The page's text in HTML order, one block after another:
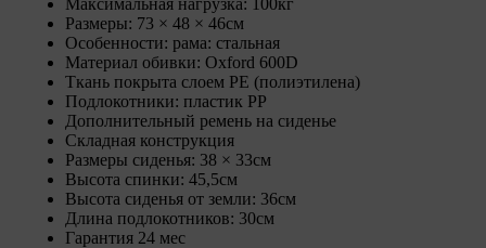
Размеры: 73 × 48 × 46см
Особенности: рама: стальная
Материал обивки: Oxford 600D
Ткань покрыта слоем PE (полиэтилена)
Подлокотники: пластик PP
Дополнительный ремень на сиденье
Складная конструкция
Размеры сиденья: 38 × 33см
Высота спинки: 45,5см
Высота сиденья от земли: 36см
Длина подлокотников: 30см
Гарантия 24 мес